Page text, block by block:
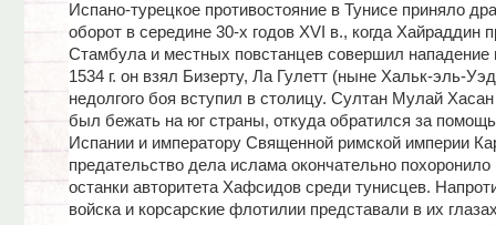
Испано-турецкое противостояние в Тунисе приняло
оборот в середине 30-х годов XVI в., когда Хайраддин
Стамбула и местных повстанцев совершил нападение
1534 г. он взял Бизерту, Ла Гулетт (ныне Хальк-эль-
недолгого боя вступил в столицу. Султан Мулай
был бежать на юг страны, откуда обратился за
Испании и императору Священной римской империи
предательство дела ислама окончательно похоронило
останки авторитета Хафсидов среди тунисцев.
войска и корсарские флотилии представали в их